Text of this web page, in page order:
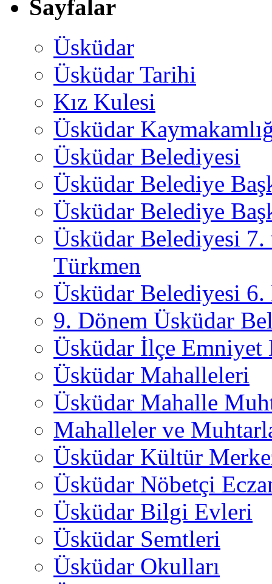
Sayfalar
Üsküdar
Üsküdar Tarihi
Kız Kulesi
Üsküdar
Üsküdar Belediyesi
Üsküdar Belediye
Üsküdar Belediye
Üsküdar Belediyesi
Türkmen
Üsküdar Belediyesi 6.
9. Dönem Üsküdar
Üsküdar İlçe
Üsküdar Mahalleleri
Üsküdar Mahalle
Mahalleler ve
Üsküdar Kültür
Üsküdar Nöbetçi
Üsküdar Bilgi Evleri
Üsküdar Semtleri
Üsküdar Okulları